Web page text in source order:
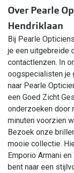
Over Pearle
Hendriklaan
Bij Pearle
je een uitgebreide
contactlenzen. In
oogspecialisten je
naar Pearle
een Goed Zicht
onderzoeken door
minuten voorzien
Bezoek onze
mooie collectie.
Emporio Armani
bent naar een